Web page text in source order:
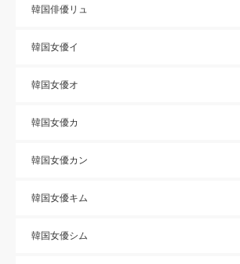
韓国俳優リュ
韓国女優イ
韓国女優オ
韓国女優カ
韓国女優カン
韓国女優キム
韓国女優シム